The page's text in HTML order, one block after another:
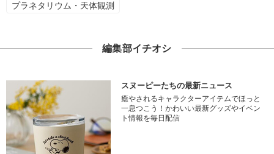
プラネタリウム・天体観測
編集部イチオシ
スヌーピーたちの最新ニュース
癒やされるキャラクターアイテムでほっと
一息つこう！かわいい最新グッズやイベン
ト情報を毎日配信